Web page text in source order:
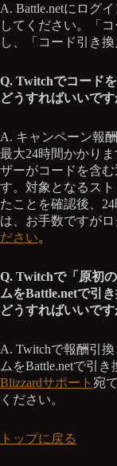
A. Battle.netにログイ
してください。「
し、「コード引き
Q. Twitchでコード
どうすればいいです
A. キャンペーン報
最大24時間かかり
ザーがコードを含
す。対象となるス
たことを確認後、
は、お手数ですが
ださい。
Q. Twitchで「原初
ムをBattle.netで引
どうすればいいです
A. Twitchで報酬引
ムをBattle.netで引
Blizzardサポート 宛
ください。
トップに戻る